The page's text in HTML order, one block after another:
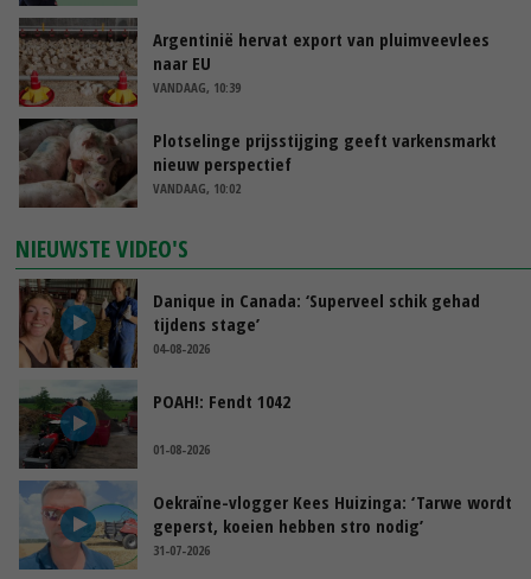
Argentinië hervat export van pluimveevlees
naar EU
VANDAAG, 10:39
Plotselinge prijsstijging geeft varkensmarkt
nieuw perspectief
VANDAAG, 10:02
NIEUWSTE VIDEO'S
Danique in Canada: ‘Superveel schik gehad
tijdens stage’
04-08-2026
POAH!: Fendt 1042
01-08-2026
Oekraïne-vlogger Kees Huizinga: ‘Tarwe wordt
geperst, koeien hebben stro nodig’
31-07-2026